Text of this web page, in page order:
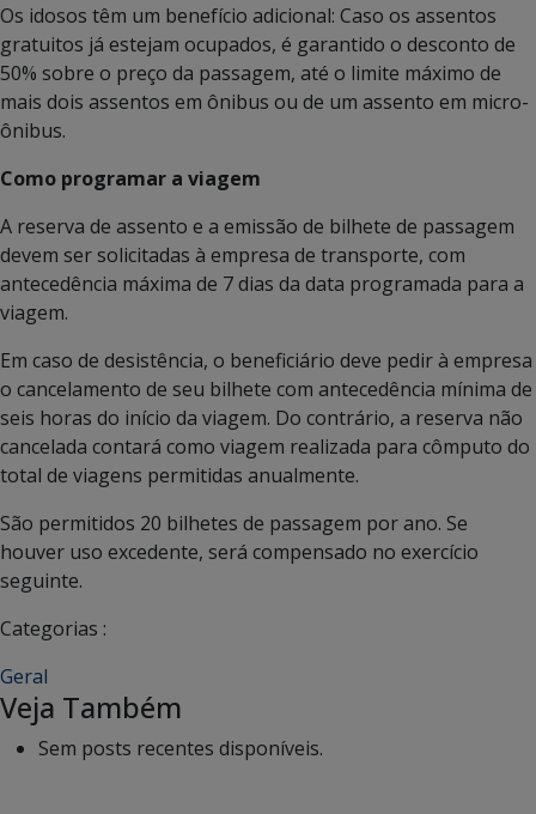
Os idosos têm um benefício adicional: Caso os assentos
gratuitos já estejam ocupados, é garantido o desconto de
50% sobre o preço da passagem, até o limite máximo de
mais dois assentos em ônibus ou de um assento em micro-
ônibus.
Como programar a viagem
A reserva de assento e a emissão de bilhete de passagem
devem ser solicitadas à empresa de transporte, com
antecedência máxima de 7 dias da data programada para a
viagem.
Em caso de desistência, o beneficiário deve pedir à empresa
o cancelamento de seu bilhete com antecedência mínima de
seis horas do início da viagem. Do contrário, a reserva não
cancelada contará como viagem realizada para cômputo do
total de viagens permitidas anualmente.
São permitidos 20 bilhetes de passagem por ano. Se
houver uso excedente, será compensado no exercício
seguinte.
Categorias :
Geral
Veja Também
Sem posts recentes disponíveis.